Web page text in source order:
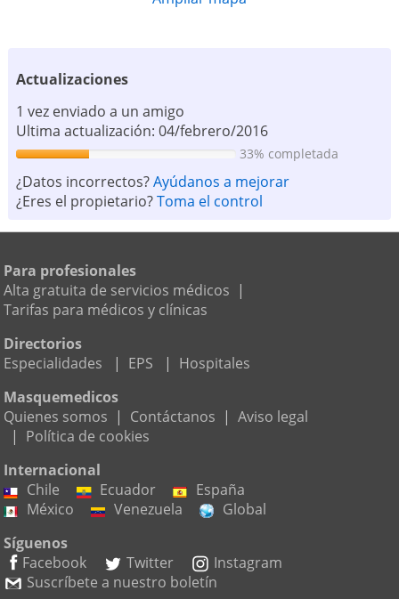
Actualizaciones
1 vez enviado a un amigo
Ultima actualización: 04/febrero/2016
33% completada
¿Datos incorrectos?Ayúdanos a mejorar
¿Eres el propietario?Toma el control
Para profesionales
Alta gratuita de servicios médicos |
Tarifas para médicos y clínicas
Directorios
Especialidades
| EPS | Hospitales
Masquemedicos
Quienes somos | Contáctanos | Aviso legal
| Política de cookies
Internacional
Chile
Ecuador
España
México
Venezuela
Global
Síguenos
Facebook
Twitter
Instagram
Suscríbete a nuestro boletín